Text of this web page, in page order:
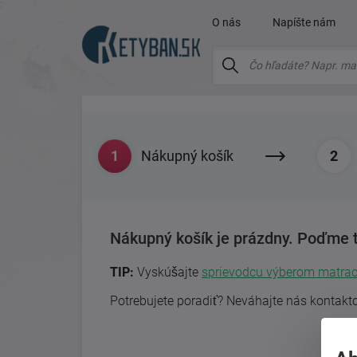
O nás Napíšte nám
Nákupný košík
Nákupný košík je prázdny. Poďme
TIP: Vyskúšajte sprievodcu výberom
Potrebujete poradiť? Neváhajte nás